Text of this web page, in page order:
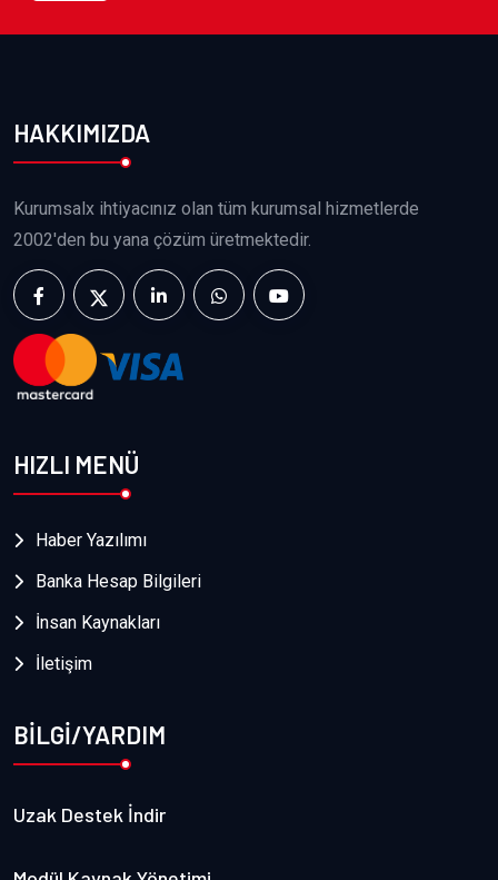
HAKKIMIZDA
Kurumsalx ihtiyacınız olan tüm kurumsal hizmetlerde
2002'den bu yana çözüm üretmektedir.
HIZLI MENÜ
Haber Yazılımı
Banka Hesap Bilgileri
İnsan Kaynakları
İletişim
BİLGİ/YARDIM
Uzak Destek İndir